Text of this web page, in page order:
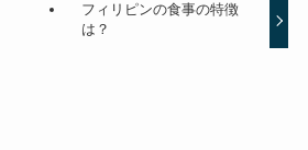
フィリピンの食事の特徴
は？